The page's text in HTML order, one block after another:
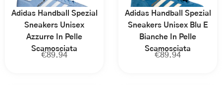
Adidas Handball Spezial
Sneakers Unisex
Azzurre In Pelle
Scamosciata
€89.94
Adidas Handball Spezial
Sneakers Unisex Blu E
Bianche In Pelle
Scamosciata
€89.94